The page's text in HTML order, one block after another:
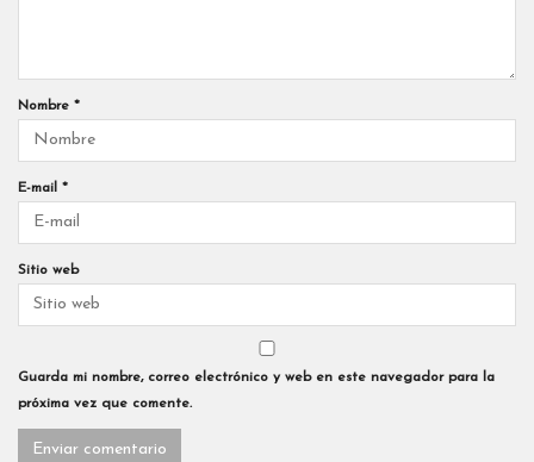
Nombre *
E-mail *
Sitio web
Guarda mi nombre, correo electrónico y web en este navegador para la
próxima vez que comente.